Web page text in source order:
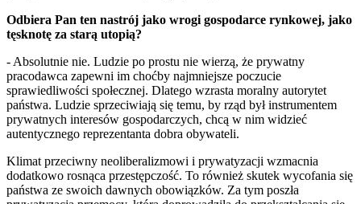
Odbiera Pan ten nastrój jako wrogi gospodarce rynkowej, jako
tęsknotę za starą utopią?
- Absolutnie nie. Ludzie po prostu nie wierzą, że prywatny
pracodawca zapewni im choćby najmniejsze poczucie
sprawiedliwości społecznej. Dlatego wzrasta moralny autorytet
państwa. Ludzie sprzeciwiają się temu, by rząd był instrumentem
prywatnych interesów gospodarczych, chcą w nim widzieć
autentycznego reprezentanta dobra obywateli.
Klimat przeciwny neoliberalizmowi i prywatyzacji wzmacnia
dodatkowo rosnąca przestępczość. To również skutek wycofania się
państwa ze swoich dawnych obowiązków. Za tym poszła